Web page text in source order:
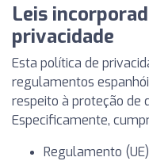
Leis
privacidade
Esta política de
regulamentos
respeito à proteção de
Especificamente,
Regulamento